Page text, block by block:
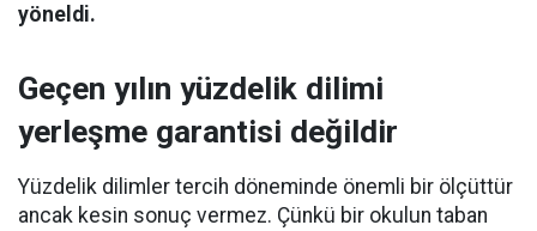
yöneldi.
Geçen yılın yüzdelik dilimi
yerleşme garantisi değildir
Yüzdelik dilimler tercih döneminde önemli bir ölçüttür
ancak kesin sonuç vermez. Çünkü bir okulun taban